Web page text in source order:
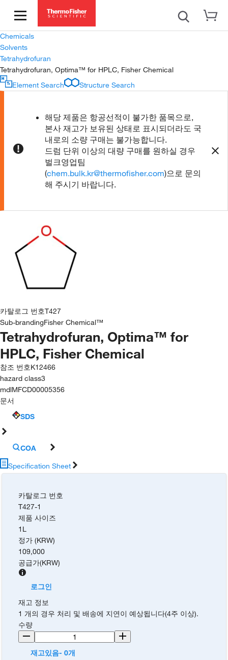
Chemicals
Solvents
Tetrahydrofuran
Tetrahydrofuran, Optima™ for HPLC, Fisher Chemical
Element Search
Structure Search
해당 제품은 항공선적이 불가한 품목으로,
본사 재고가 보유된 상태로 표시되더라도 국
내로의 소량 구매는 불가능합니다.
드럼 단위 이상의 대량 구매를 원하실 경우
벌크영업팀
(chem.bulk.kr@thermofisher.com)으로 문의
해 주시기 바랍니다.
카탈로그 번호T427
Sub-brandingFisher Chemical™
Tetrahydrofuran, Optima™ for
HPLC, Fisher Chemical
참조 번호K12466
hazard class3
mdlMFCD00005356
문서
SDS
COA
Specification Sheet
카탈로그 번호
T427-1
제품 사이즈
1L
정가 (KRW)
109,000
공급가(KRW)
로그인
재고 정보
1 개의 경우 처리 및 배송에 지연이 예상됩니다(4주 이상).
수량
재고있음- 0개